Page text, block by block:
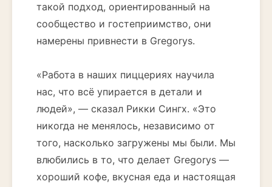
такой подход, ориентированный на
сообщество и гостеприимство, они
намерены привнести в Gregorys.
«Работа в наших пиццериях научила
нас, что всё упирается в детали и
людей», — сказал Рикки Сингх. «Это
никогда не менялось, независимо от
того, насколько загружены мы были. Мы
влюбились в то, что делает Gregorys —
хороший кофе, вкусная еда и настоящая